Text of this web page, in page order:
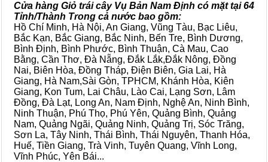
Cửa hàng Giỏ trái cây Vụ Bản Nam Định có mặt tại 64
Tỉnh/Thành Trong cả nước bao gồm:
Hồ Chí Minh, Hà Nội, An Giang, Vũng Tàu, Bạc Liêu,
Bắc Kạn, Bắc Giang, Bắc Ninh, Bến Tre, Bình Dương,
Bình Định, Bình Phước, Bình Thuận, Cà Mau, Cao
Bằng, Cần Thơ, Đà Nẵng, Đắk Lắk,Đắk Nông, Đồng
Nai, Biên Hòa, Đồng Tháp, Điện Biên, Gia Lai, Hà
Giang, Hà Nam,Sài Gòn, TPHCM, Khánh Hòa, Kiên
Giang, Kon Tum, Lai Châu, Lào Cai, Lạng Sơn, Lâm
Đồng, Đà Lạt, Long An, Nam Định, Nghệ An, Ninh Bình,
Ninh Thuận, Phú Thọ, Phú Yên, Quảng Bình, Quảng
Nam, Quảng Ngãi, Quảng Ninh, Quảng Trị, Sóc Trăng,
Sơn La, Tây Ninh, Thái Bình, Thái Nguyên, Thanh Hóa,
Huế, Tiền Giang, Trà Vinh, Tuyên Quang, Vĩnh Long,
Vĩnh Phúc, Yên Bái...